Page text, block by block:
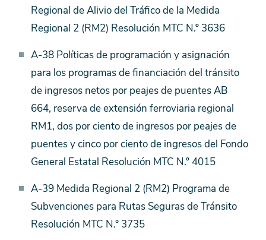
Regional de Alivio del Tráfico de la Medida
Regional 2 (RM2) Resolución MTC N.º 3636
A-38 Políticas de programación y asignación
para los programas de financiación del tránsito
de ingresos netos por peajes de puentes AB
664, reserva de extensión ferroviaria regional
RM1, dos por ciento de ingresos por peajes de
puentes y cinco por ciento de ingresos del Fondo
General Estatal Resolución MTC N.º 4015
A-39 Medida Regional 2 (RM2) Programa de
Subvenciones para Rutas Seguras de Tránsito
Resolución MTC N.° 3735